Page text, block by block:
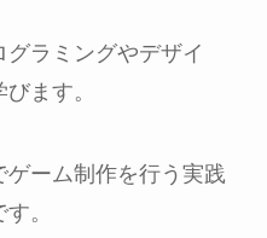
ラミングやデザイ
ます。
ーム制作を行う実践
。